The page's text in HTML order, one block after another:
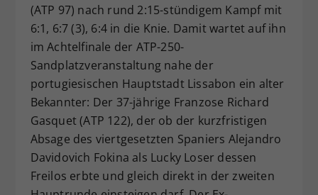
(ATP 97) nach rund 2:15-stündigem Kampf mit
6:1, 6:7 (3), 6:4 in die Knie. Damit wartet auf ihn
im Achtelfinale der ATP-250-
Sandplatzveranstaltung nahe der
portugiesischen Hauptstadt Lissabon ein alter
Bekannter: Der 37-jährige Franzose Richard
Gasquet (ATP 122), der ob der kurzfristigen
Absage des viertgesetzten Spaniers Alejandro
Davidovich Fokina als Lucky Loser dessen
Freilos erbte und gleich direkt in der zweiten